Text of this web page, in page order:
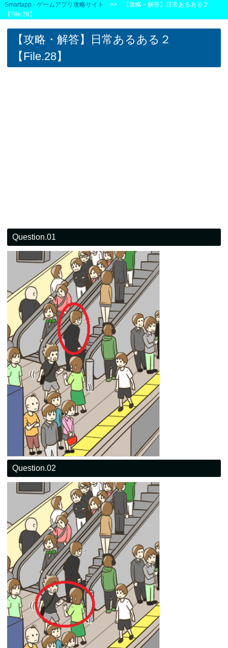
Smartapp - ゲームアプリ攻略サイト
>> 【攻略・解答】日常あるある２
【File.28】
【攻略・解答】日常あるある２
【File.28】
Question.01
Question.02